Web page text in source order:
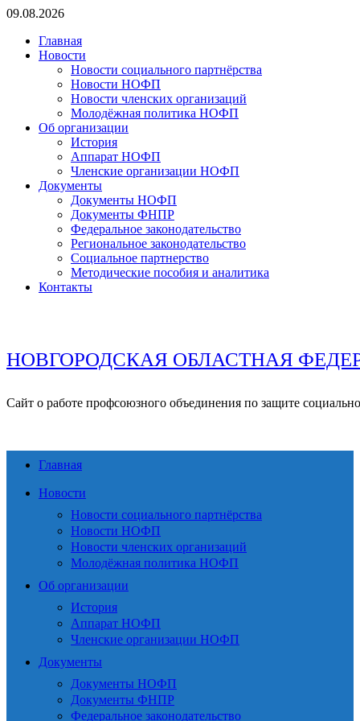
Перейти
содержимому
09.08.2026
Главная
Новости
Новости социального партнёрства
Новости НОФП
Новости членских организаций
Молодёжная политика НОФП
Об организации
История
Аппарат НОФП
Членские организации НОФП
Документы
Документы НОФП
Документы ФНПР
Федеральное законодательство
Региональное законодательство
Социальное партнерство
Методические пособия и аналитика
Контакты
НОВГОРОДСКАЯ ОБЛАСТНАЯ
Сайт о работе профсоюзного объединения по защите
Главная
Новости
Новости социального партнёрства
Новости НОФП
Новости членских организаций
Молодёжная политика НОФП
Об организации
История
Аппарат НОФП
Членские организации НОФП
Документы
Документы НОФП
Документы ФНПР
Федеральное законодательство